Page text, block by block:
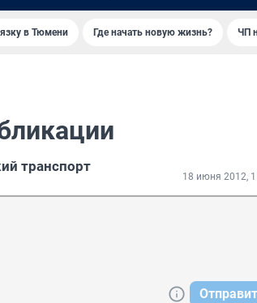
в Тюмени Где начать новую жизнь? ЧП
транспорт
18 июня 2012,